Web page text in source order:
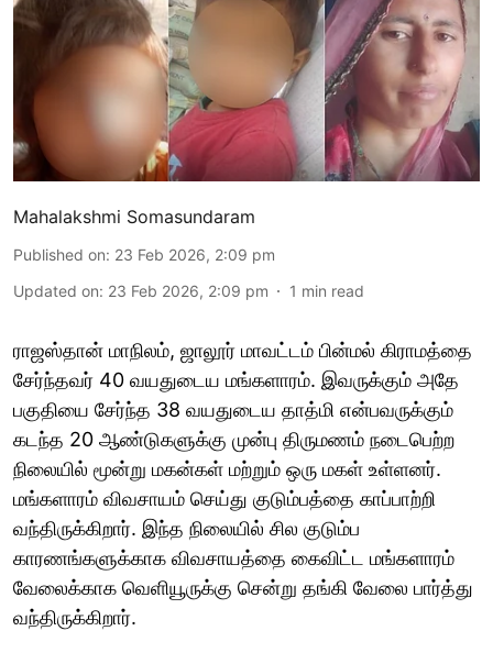
Mahalakshmi Somasundaram
Published on: 23 Feb 2026, 2:09 pm
Updated on: 23 Feb 2026, 2:09 pm 1 min read
ராஜஸ்தான் மாநிலம், ஜாலூர் மாவட்டம் பின்மல் கிராமத்தை
சேர்ந்தவர் 40 வயதுடைய மங்களாரம். இவருக்கும் அதே
பகுதியை சேர்ந்த 38 வயதுடைய தாத்மி என்பவருக்கும்
கடந்த 20 ஆண்டுகளுக்கு முன்பு திருமணம் நடைபெற்ற
நிலையில் மூன்று மகன்கள் மற்றும் ஒரு மகள் உள்ளனர்.
மங்களாரம் விவசாயம் செய்து குடும்பத்தை காப்பாற்றி
வந்திருக்கிறார். இந்த நிலையில் சில குடும்ப
காரணங்களுக்காக விவசாயத்தை கைவிட்ட மங்களாரம்
வேலைக்காக வெளியூருக்கு சென்று தங்கி வேலை பார்த்து
வந்திருக்கிறார்.